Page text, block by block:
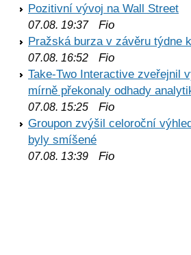
Pozitivní vývoj na Wall Street
07.08. 19:37Fio
Pražská burza v závěru týdne
07.08. 16:52 Fio
Take-Two Interactive zveřejnil
mírně překonaly odhady
07.08. 15:25 Fio
Groupon zvýšil celoroční
byly smíšené
07.08. 13:39 Fio